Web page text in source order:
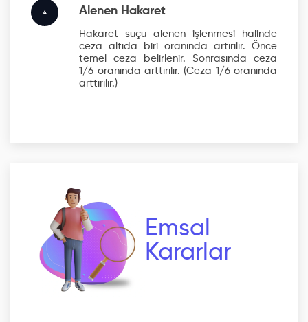
4 Alenen Hakaret
Hakaret suçu alenen işlenmesi halinde
ceza altıda biri oranında artırılır. Önce
temel ceza belirlenir. Sonrasında ceza
1/6 oranında arttırılır. (Ceza 1/6 oranında
arttırılır.)
Emsal
Kararlar